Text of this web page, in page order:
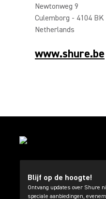
Newtonweg 9
Culemborg - 4104 BK
Netherlands
www.shure.be
Blijf op de hoogte!
Ontvang updates over Shure
speciale aanbiedingen,